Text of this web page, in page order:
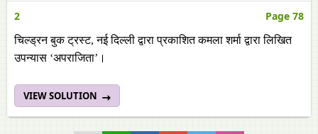
2 Page 78
चिल्ड्रन बुक ट्रस्ट, नई दिल्ली द्वारा प्रकाशित कमला शर्मा द्वारा लिखित
उपन्यास ‘अपराजिता’।
VIEW SOLUTION